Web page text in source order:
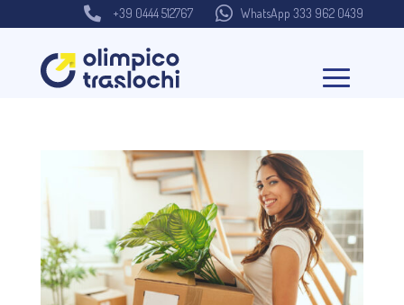
 +39 0444 512767  WhatsApp 333 962 0439